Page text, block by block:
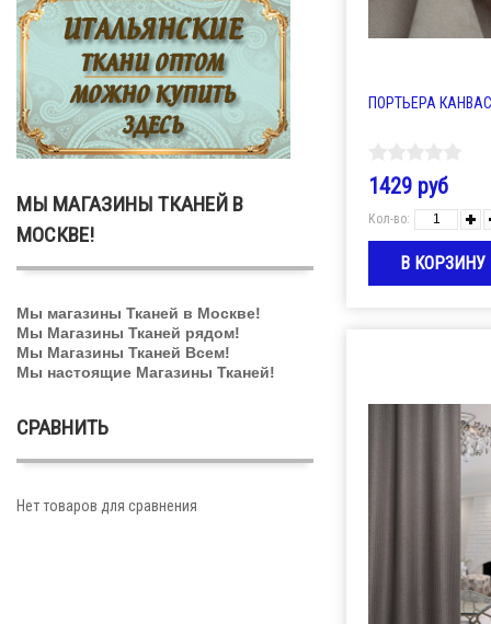
МЫ МАГАЗИНЫ ТКАНЕЙ В
МОСКВЕ!
Мы магазины Тканей в Москве!
Мы Магазины Тканей рядом!
Мы Магазины Тканей Всем!
Мы настоящие Магазины Тканей!
СРАВНИТЬ
Нет товаров для сравнения
ПОРТЬЕРА
1429 руб
Кол-во: